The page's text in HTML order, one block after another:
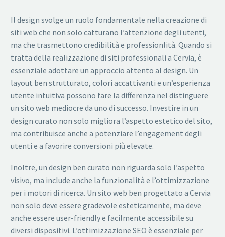
Il design svolge un ruolo fondamentale nella creazione di
siti web che non solo catturano l’attenzione degli utenti,
ma che trasmettono credibilità e professionlità. Quando si
tratta della realizzazione di siti professionali a Cervia, è
essenziale adottare un approccio attento al design. Un
layout ben strutturato, colori accattivanti e un’esperienza
utente intuitiva possono fare la differenza nel distinguere
un sito web mediocre da uno di successo. Investire in un
design curato non solo migliora l’aspetto estetico del sito,
ma contribuisce anche a potenziare l’engagement degli
utenti e a favorire conversioni più elevate.
Inoltre, un design ben curato non riguarda solo l’aspetto
visivo, ma include anche la funzionalità e l’ottimizzazione
per i motori di ricerca. Un sito web ben progettato a Cervia
non solo deve essere gradevole esteticamente, ma deve
anche essere user-friendly e facilmente accessibile su
diversi dispositivi. L’ottimizzazione SEO è essenziale per